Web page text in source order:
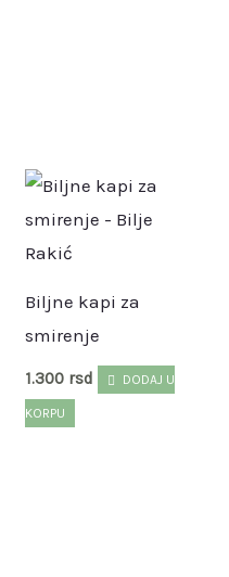
Biljne kapi za
smirenje
1.300 rsd DODAJ U
KORPU